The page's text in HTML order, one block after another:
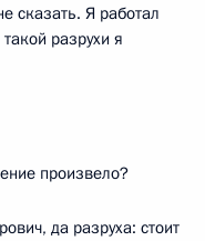
сказать. Я работал
разрухи я
произвело?
да разруха: стоит